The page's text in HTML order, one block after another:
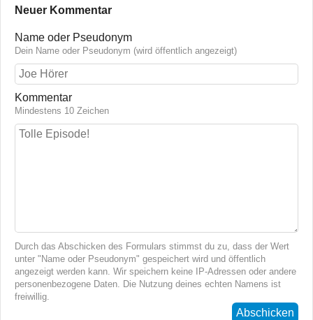
Neuer Kommentar
Name oder Pseudonym
Dein Name oder Pseudonym (wird öffentlich angezeigt)
Kommentar
Mindestens 10 Zeichen
Durch das Abschicken des Formulars stimmst du zu, dass der Wert
unter "Name oder Pseudonym" gespeichert wird und öffentlich
angezeigt werden kann. Wir speichern keine IP-Adressen oder andere
personenbezogene Daten. Die Nutzung deines echten Namens ist
freiwillig.
Abschicken